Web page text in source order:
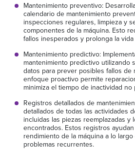
Mantenimiento preventivo:
calendario de mantenimiento
inspecciones regulares, limpieza y
componentes de la máquina. Esto
fallos inesperados y prolonga la
Mantenimiento predictivo:
mantenimiento predictivo utilizando
datos para prever posibles fallos de
enfoque proactivo permite
minimiza el tiempo de inactividad no
Registros detallados de
detallados de todas las actividades
incluidas las piezas reemplazadas y
encontrados. Estos registros
rendimiento de la máquina a lo
problemas recurrentes.